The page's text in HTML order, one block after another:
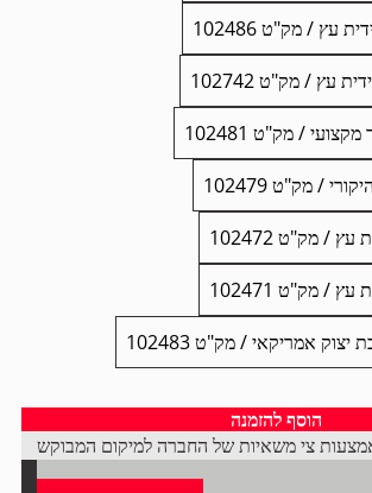
/ מק"ט 102481
/ מק"ט 102479
אמריקאי / מק"ט 102483
הוסף להזמנה
צי משאיות של החברה למיקום המבוקש